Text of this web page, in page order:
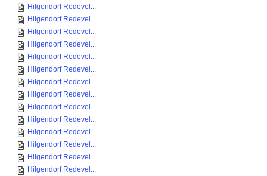
Hilgendorf Redevel...
Hilgendorf Redevel...
Hilgendorf Redevel...
Hilgendorf Redevel...
Hilgendorf Redevel...
Hilgendorf Redevel...
Hilgendorf Redevel...
Hilgendorf Redevel...
Hilgendorf Redevel...
Hilgendorf Redevel...
Hilgendorf Redevel...
Hilgendorf Redevel...
Hilgendorf Redevel...
Hilgendorf Redevel...